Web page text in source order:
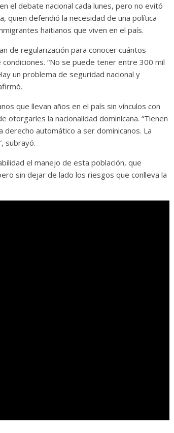
el debate nacional cada lunes, pero no evitó
quien defendió la necesidad de una política
haitianos que viven en el país.
de regularización para conocer cuántos
“No se puede tener entre 300 mil
un problema de seguridad nacional y
que llevan años en el país sin vínculos con
la nacionalidad dominicana. “Tienen
automático a ser dominicanos. La
subrayó.
el manejo de esta población, que
sin dejar de lado los riesgos que conlleva la